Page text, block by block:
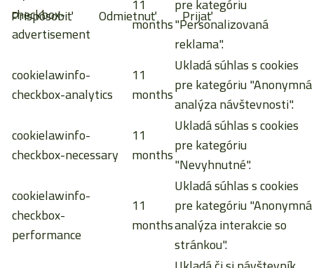
Prispôsobiť Odmietnuť Prijať
checkbox-
advertisement
months"Personalizovaná
reklama".
cookielawinfo-
checkbox-analytics
11
months
Ukladá súhlas s cookies
pre kategóriu "Anonymná
analýza návštevnosti".
cookielawinfo-
checkbox-necessary
11
months
Ukladá súhlas s cookies
pre kategóriu
"Nevyhnutné".
cookielawinfo-
checkbox-
performance
11
months
Ukladá súhlas s cookies
pre kategóriu "Anonymná
analýza interakcie so
stránkou".